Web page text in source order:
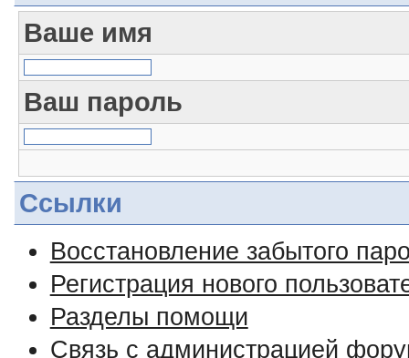
Ваше имя
Ваш пароль
Ссылки
Восстановление забытого
Регистрация нового
Разделы помощи
Связь с администрацией